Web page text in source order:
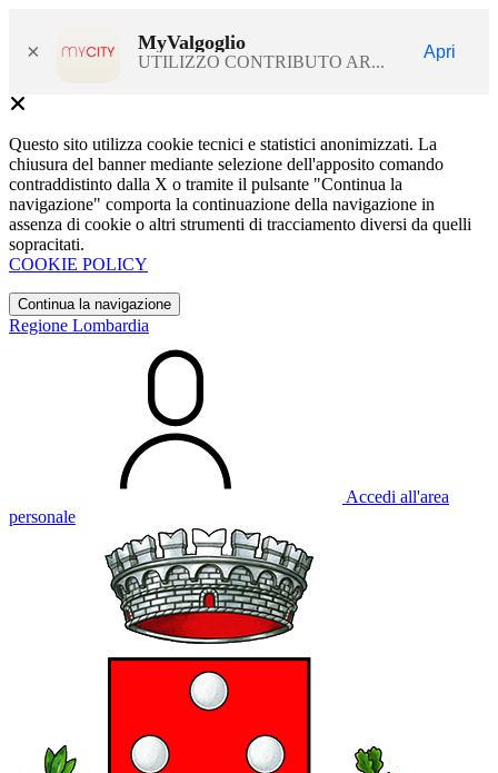
× MyValgoglio
UTILIZZO CONTRIBUTO AR...
Apri
Questo sito utilizza cookie tecnici e statistici anonimizzati. La
chiusura del banner mediante selezione dell'apposito comando
contraddistinto dalla X o tramite il pulsante "Continua la
navigazione" comporta la continuazione della navigazione in
assenza di cookie o altri strumenti di tracciamento diversi da quelli
sopracitati.
COOKIE POLICY
Continua la navigazione
Regione Lombardia
Accedi all'area
personale